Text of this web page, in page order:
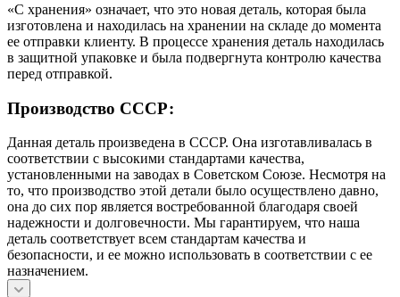
«С хранения» означает, что это новая деталь, которая была
изготовлена и находилась на хранении на складе до момента
ее отправки клиенту. В процессе хранения деталь находилась
в защитной упаковке и была подвергнута контролю качества
перед отправкой.
Производство СССР:
Данная деталь произведена в СССР. Она изготавливалась в
соответствии с высокими стандартами качества,
установленными на заводах в Советском Союзе. Несмотря на
то, что производство этой детали было осуществлено давно,
она до сих пор является востребованной благодаря своей
надежности и долговечности. Мы гарантируем, что наша
деталь соответствует всем стандартам качества и
безопасности, и ее можно использовать в соответствии с ее
назначением.